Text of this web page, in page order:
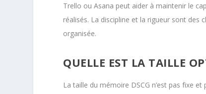
Trello ou Asana peut aider à maintenir le
réalisés. La discipline et la rigueur sont des
organisée.
QUELLE EST LA TAILLE
La taille du mémoire DSCG n’est pas fixe